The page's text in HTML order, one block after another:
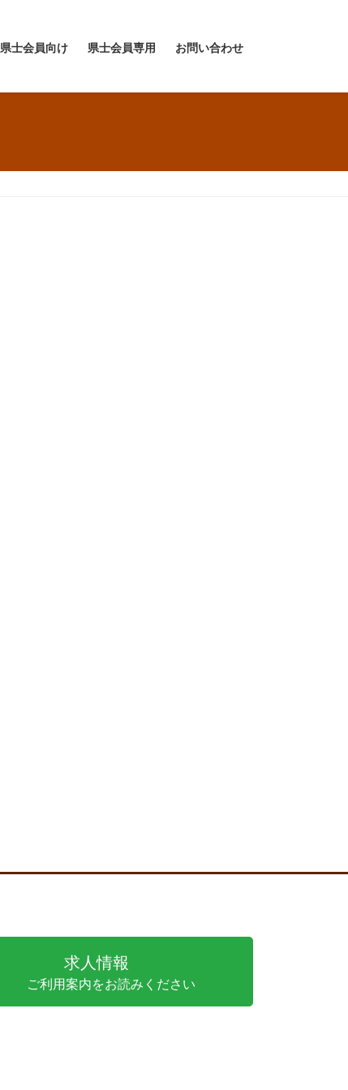
県士会員向け 県士会員専用 お問い合わせ
求人情報
ご利用案内をお読みください